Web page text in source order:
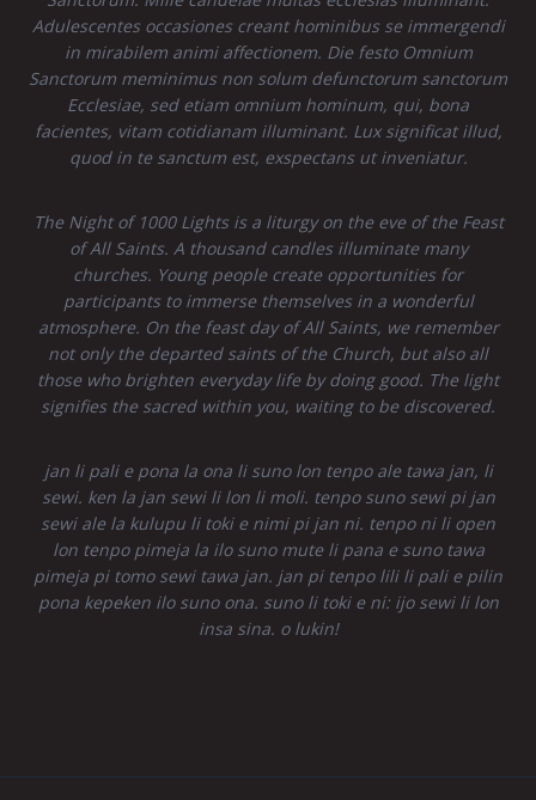
Adulescentes occasiones creant hominibus se immergendi
in mirabilem animi affectionem. Die festo Omnium
Sanctorum meminimus non solum defunctorum sanctorum
Ecclesiae, sed etiam omnium hominum, qui, bona
facientes, vitam cotidianam illuminant. Lux significat illud,
quod in te sanctum est, exspectans ut inveniatur.
The Night of 1000 Lights is a liturgy on the eve of the Feast
of All Saints. A thousand candles illuminate many
churches. Young people create opportunities for
participants to immerse themselves in a wonderful
atmosphere. On the feast day of All Saints, we remember
not only the departed saints of the Church, but also all
those who brighten everyday life by doing good. The light
signifies the sacred within you, waiting to be discovered.
jan li pali e pona la ona li suno lon tenpo ale tawa jan, li
sewi. ken la jan sewi li lon li moli. tenpo suno sewi pi jan
sewi ale la kulupu li toki e nimi pi jan ni. tenpo ni li open
lon tenpo pimeja la ilo suno mute li pana e suno tawa
pimeja pi tomo sewi tawa jan. jan pi tenpo lili li pali e pilin
pona kepeken ilo suno ona. suno li toki e ni: ijo sewi li lon
insa sina. o lukin!